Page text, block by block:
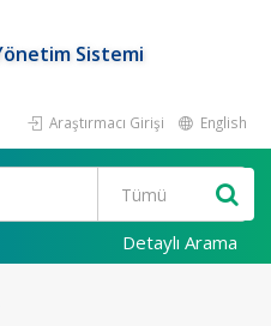
Sistemi
Araştırmacı Girişi English
Detaylı Arama